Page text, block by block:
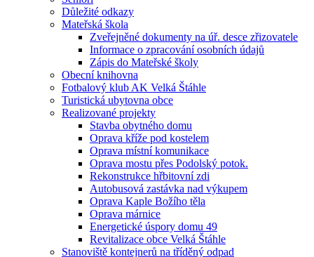
Důležité odkazy
Mateřská škola
Zveřejněné dokumenty na úř. desce zřizovatele
Informace o zpracování osobních údajů
Zápis do Mateřské školy
Obecní knihovna
Fotbalový klub AK Velká Štáhle
Turistická ubytovna obce
Realizované projekty
Stavba obytného domu
Oprava kříže pod kostelem
Oprava místní komunikace
Oprava mostu přes Podolský potok.
Rekonstrukce hřbitovní zdi
Autobusová zastávka nad výkupem
Oprava Kaple Božího těla
Oprava márnice
Energetické úspory domu 49
Revitalizace obce Velká Štáhle
Stanoviště kontejnerů na tříděný odpad